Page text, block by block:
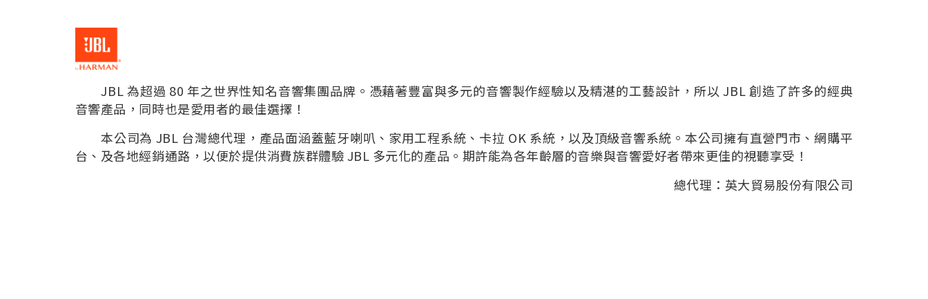
JBL 為超過 80 年之世界性知名音響集團品牌。憑藉著豐富與多元的音響製作經驗以及精湛的工藝設計，所以 JBL 創造了許多的經典
音響產品，同時也是愛用者的最佳選擇！
本公司為 JBL 台灣總代理，產品面涵蓋藍牙喇叭、家用工程系統、卡拉 OK 系統，以及頂級音響系統。本公司擁有直營門市、網購平
台、及各地經銷通路，以便於提供消費族群體驗 JBL 多元化的產品。期許能為各年齡層的音樂與音響愛好者帶來更佳的視聽享受！
總代理：英大貿易股份有限公司